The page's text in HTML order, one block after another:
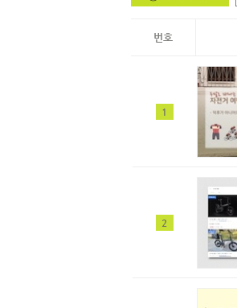
번호
1
2